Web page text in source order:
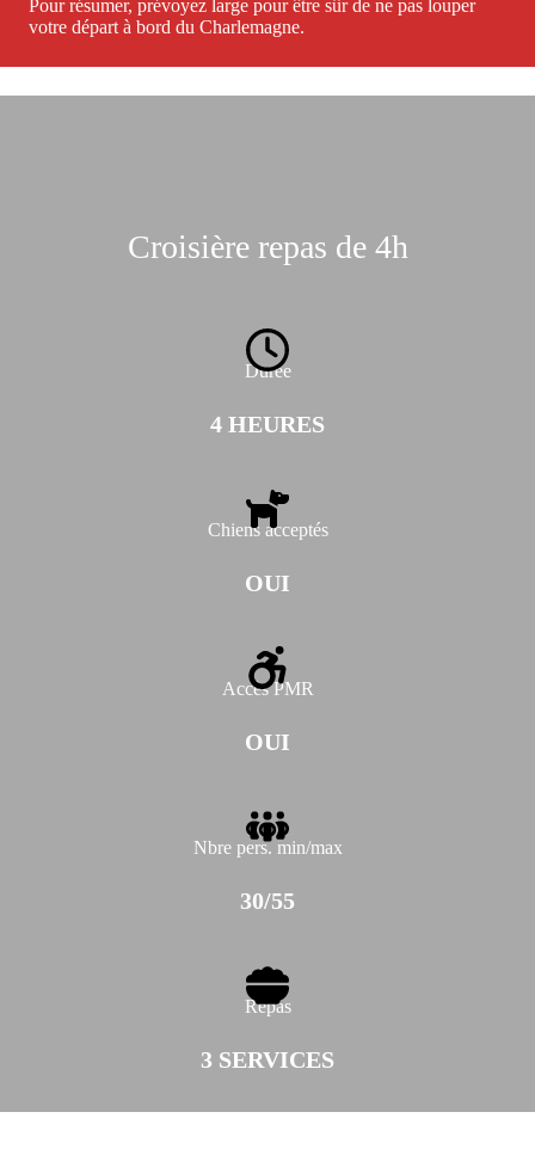
Pour résumer, prévoyez large pour être sûr de ne pas louper
votre départ à bord du Charlemagne.
Croisière repas de 4h
Durée
4 HEURES
Chiens acceptés
OUI
Accès PMR
OUI
Nbre pers. min/max
30/55
Repas
3 SERVICES